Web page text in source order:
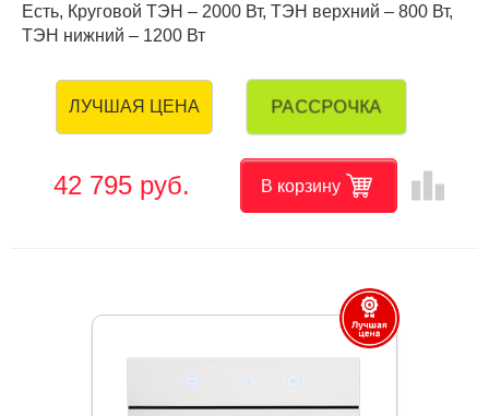
Есть, Круговой ТЭН – 2000 Вт, ТЭН верхний – 800 Вт,
ТЭН нижний – 1200 Вт
ЛУЧШАЯ ЦЕНА РАССРОЧКА
42 795 руб. В корзину leaderboard